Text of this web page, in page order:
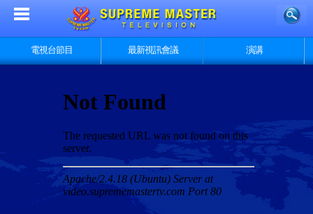
電視台節目 最新視訊會議 演講